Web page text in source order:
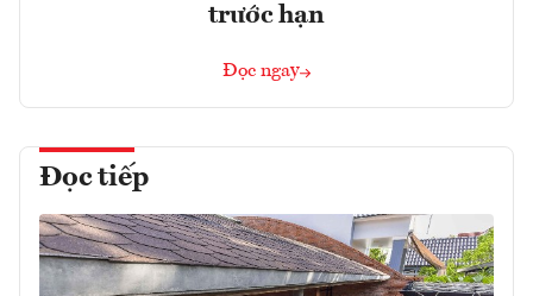
trước hạn
Đọc ngay
Đọc tiếp